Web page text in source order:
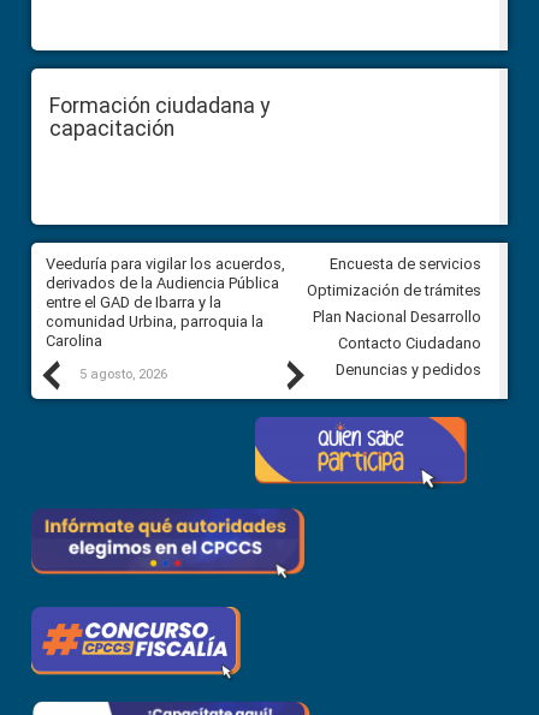
Formación ciudadana y
capacitación
Previous
Veeduría para vigilar los acuerdos,
derivados de la Audiencia Pública
entre el GAD de Ibarra y la
comunidad Urbina, parroquia la
Carolina
5 agosto, 2026
CPCCS convoca a Veeduría
Ciudadana para vigilar el
5 agosto, 2026
Next
Encuesta de servicios
Optimización de trámites
Plan Nacional Desarrollo
Contacto Ciudadano
Denuncias y pedidos